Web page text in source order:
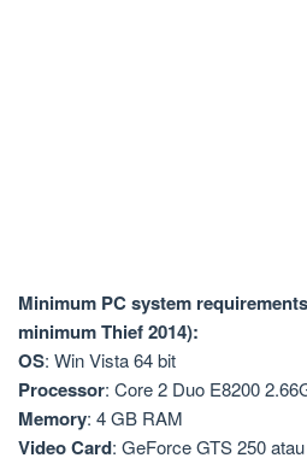
Minimum PC system requirements
minimum Thief 2014):
OS: Win Vista 64 bit
Processor: Core 2 Duo E8200
Memory: 4 GB RAM
Video Card: GeForce GTS 250